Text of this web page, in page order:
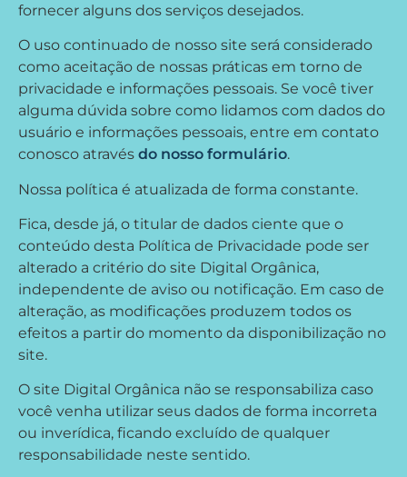
fornecer alguns dos serviços desejados.
O uso continuado de nosso site será considerado
como aceitação de nossas práticas em torno de
privacidade e informações pessoais. Se você tiver
alguma dúvida sobre como lidamos com dados do
usuário e informações pessoais, entre em contato
conosco através do nosso formulário.
Nossa política é atualizada de forma constante.
Fica, desde já, o titular de dados ciente que o
conteúdo desta Política de Privacidade pode ser
alterado a critério do site Digital Orgânica,
independente de aviso ou notificação. Em caso de
alteração, as modificações produzem todos os
efeitos a partir do momento da disponibilização no
site.
O site Digital Orgânica não se responsabiliza caso
você venha utilizar seus dados de forma incorreta
ou inverídica, ficando excluído de qualquer
responsabilidade neste sentido.